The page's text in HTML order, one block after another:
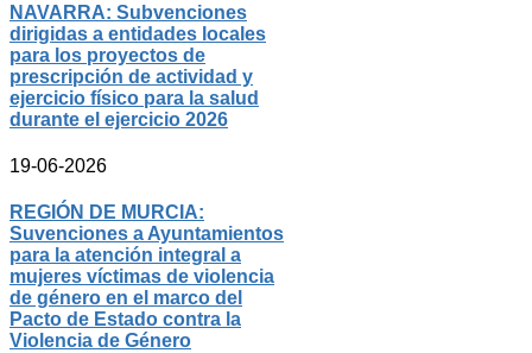
NAVARRA: Subvenciones
dirigidas a entidades locales
para los proyectos de
prescripción de actividad y
ejercicio físico para la salud
durante el ejercicio 2026
19-06-2026
REGIÓN DE MURCIA:
Suvenciones a Ayuntamientos
para la atención integral a
mujeres víctimas de violencia
de género en el marco del
Pacto de Estado contra la
Violencia de Género